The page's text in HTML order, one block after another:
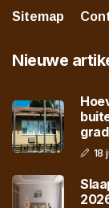
Sitemap
Nieuwe
18